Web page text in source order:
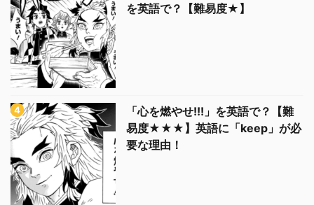
を英語で？【難易度★】
「心を燃やせ!!!」を英語で？【難
易度★★★】英語に「keep」が必
要な理由！